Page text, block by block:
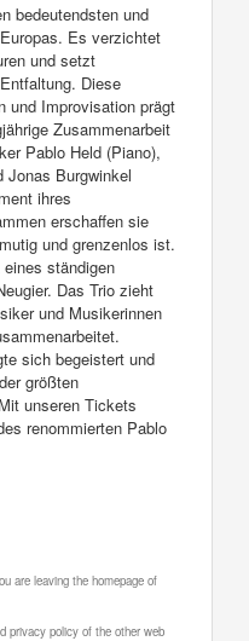
bedeutendsten und
Es verzichtet
und setzt
Diese
und Improvisation prägt
Zusammenarbeit
Pablo Held (Piano),
Jonas Burgwinkel
ihres
erschaffen sie
und grenzenlos ist.
ständigen
Das Trio zieht
und Musikerinnen
sich begeistert und
größten
unseren Tickets
renommierten Pablo
are leaving the homepage of
privacy policy of the other web